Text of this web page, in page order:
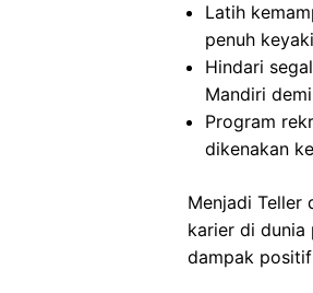
Latih
penuh
Hindari
Mandiri
Program
dikenakan
Menjadi Teller
karier di dunia
dampak